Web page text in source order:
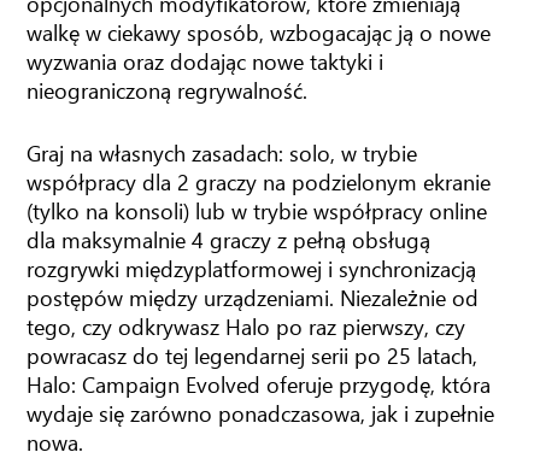
walkę w ciekawy sposób, wzbogacając ją o nowe
wyzwania oraz dodając nowe taktyki i
nieograniczoną regrywalność.
Graj na własnych zasadach: solo, w trybie
współpracy dla 2 graczy na podzielonym ekranie
(tylko na konsoli) lub w trybie współpracy online
dla maksymalnie 4 graczy z pełną obsługą
rozgrywki międzyplatformowej i synchronizacją
postępów między urządzeniami. Niezależnie od
tego, czy odkrywasz Halo po raz pierwszy, czy
powracasz do tej legendarnej serii po 25 latach,
Halo: Campaign Evolved oferuje przygodę, która
wydaje się zarówno ponadczasowa, jak i zupełnie
nowa.